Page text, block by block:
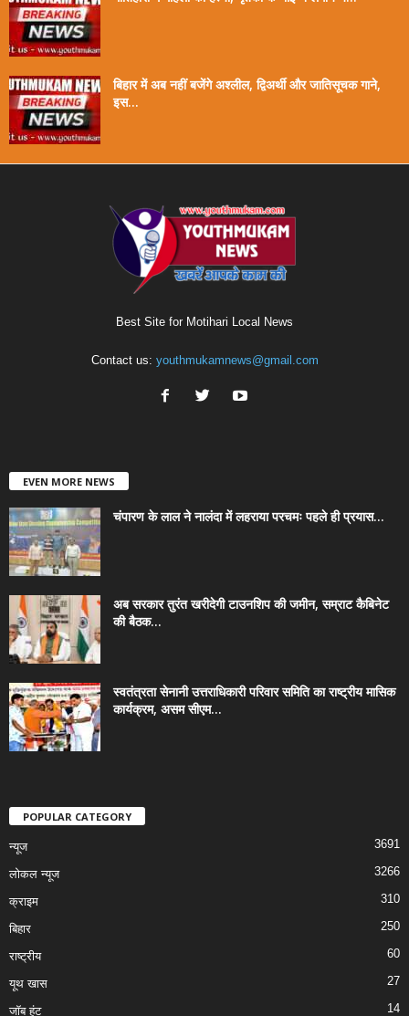
बिहार में अब नहीं बजेंगे अश्लील, द्विअर्थी और जातिसूचक गाने,
इस...
Best Site for Motihari Local News
Contact us: youthmukamnews@gmail.com
EVEN MORE NEWS
चंपारण के लाल ने नालंदा में लहराया परचमः पहले ही प्रयास...
अब सरकार तुरंत खरीदेगी टाउनशिप की जमीन, सम्राट कैबिनेट
की बैठक...
स्वतंत्रता सेनानी उत्तराधिकारी परिवार समिति का राष्ट्रीय मासिक
कार्यक्रम, असम सीएम...
POPULAR CATEGORY
न्यूज 3691
लोकल न्यूज 3266
क्राइम 310
बिहार 250
राष्ट्रीय 60
यूथ खास 27
जॉब हंट 14